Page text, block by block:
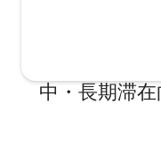
中・長期滞